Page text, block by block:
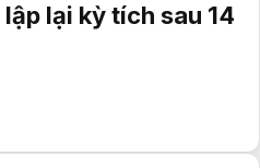
lại kỳ tích sau 14